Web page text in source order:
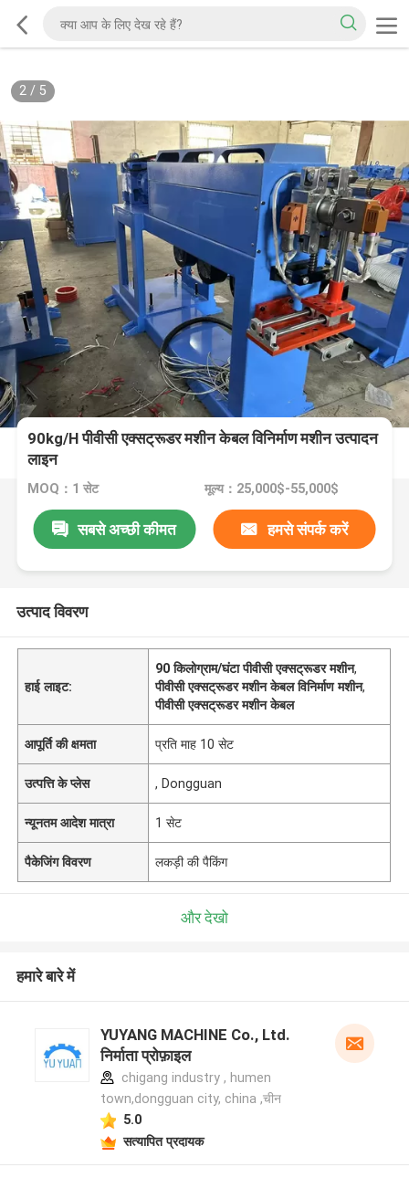
2/ 5
90kg/H पीवीसी एक्सट्रूडर मशीन केबल विनिर्माण मशीन उत्पादन
लाइन
MOQ：1 सेट मूल्य：25,000$-55,000$
सबसे अच्छी कीमत हमसे संपर्क करें
उत्पाद विवरण
हाई लाइट:
90 किलोग्राम/घंटा पीवीसी एक्सट्रूडर मशीन,
पीवीसी एक्सट्रूडर मशीन केबल विनिर्माण मशीन,
पीवीसी एक्सट्रूडर मशीन केबल
आपूर्ति की क्षमता प्रति माह 10 सेट
उत्पत्ति के प्लेस , Dongguan
न्यूनतम आदेश मात्रा 1 सेट
पैकेजिंग विवरण लकड़ी की पैकिंग
और देखो
हमारे बारे में
YUYANG MACHINE Co., Ltd.
निर्माता प्रोफ़ाइल
chigang industry , humen
town,dongguan city, china ,चीन
5.0
सत्यापित प्रदायक